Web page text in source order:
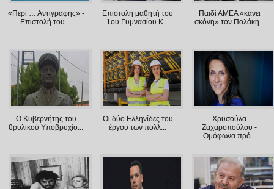
«Περί … Αντιγραφής» -
Επιστολή του ...
Επιστολή μαθητή του
1ου Γυμνασίου Κ...
Παιδί ΑΜΕΑ «κάνει
σκόνη» τον Πολάκη...
Ο Κυβερνήτης του
θρυλικού Υποβρυχίο...
Oι δύο Ελληνίδες του
έργου των πολλ...
Χρυσούλα
Ζαχαροπούλου -
Ομόφωνα πρό...